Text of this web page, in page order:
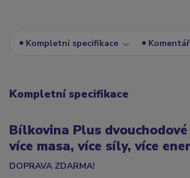
Kompletní specifikace
Kompletní specifikace
Bílkovina Plus
více masa, více síly, více
DOPRAVA ZDARMA!